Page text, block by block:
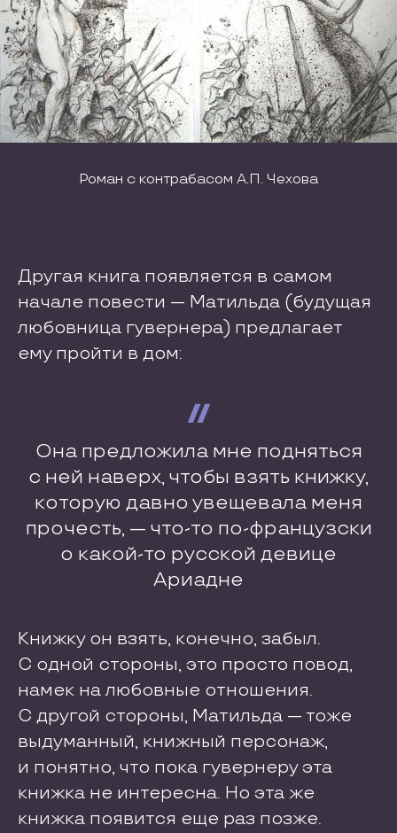
Роман с контрабасом А.П. Чехова
Другая книга появляется в самом
начале повести — Матильда (будущая
любовница гувернера) предлагает
ему пройти в дом:
Она предложила мне подняться
с ней наверх, чтобы взять книжку,
которую давно увещевала меня
прочесть, — что-то по-французски
о какой-то русской девице
Ариадне
Книжку он взять, конечно, забыл.
С одной стороны, это просто повод,
намек на любовные отношения.
С другой стороны, Матильда — тоже
выдуманный, книжный персонаж,
и понятно, что пока гувернеру эта
книжка не интересна. Но эта же
книжка появится еще раз позже.